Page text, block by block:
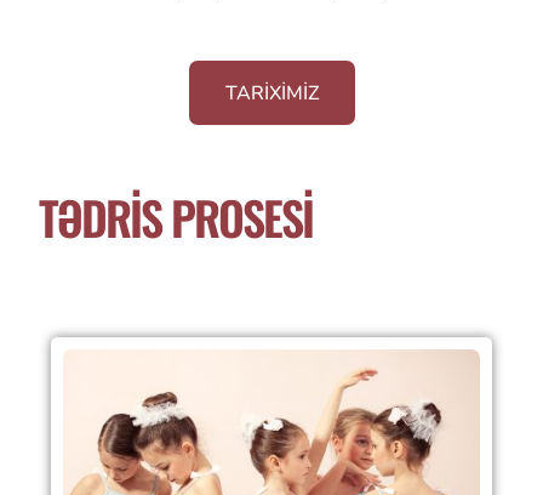
TARİXİMİZ
TƏDRİS PROSESİ